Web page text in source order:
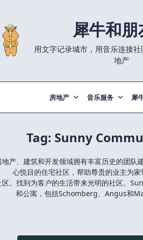
犀牛和朋
用文字记录城市，用音乐连接
地产
房地产 音乐服务 犀
Tag: Sunny
、建筑和开发领域拥有丰富历史的团队
心悦目的住宅社区，帮助尊贵的业主为家
。找到为客户的生活带来光明的社区。
和公寓，包括Schomberg、Angus和